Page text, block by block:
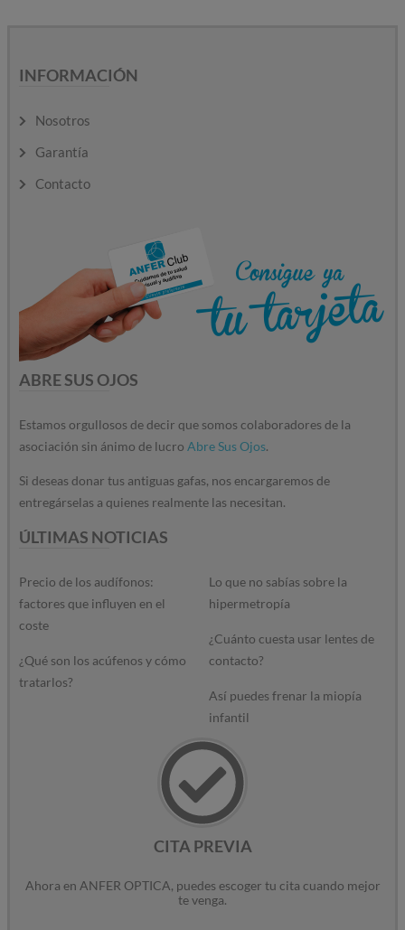
INFORMACIÓN
Nosotros
Garantía
Contacto
ABRE SUS OJOS
Estamos orgullosos de decir que somos colaboradores de la
asociación sin ánimo de lucro Abre Sus Ojos.
Si deseas donar tus antiguas gafas, nos encargaremos de
entregárselas a quienes realmente las necesitan.
ÚLTIMAS NOTICIAS
Precio de los audífonos:
factores que influyen en el
coste
Lo que no sabías sobre la
hipermetropía
¿Cuánto cuesta usar lentes de
contacto?
¿Qué son los acúfenos y cómo
tratarlos?
Así puedes frenar la miopía
infantil
CITA PREVIA
Ahora en ANFER OPTICA, puedes escoger tu cita cuando mejor
te venga.